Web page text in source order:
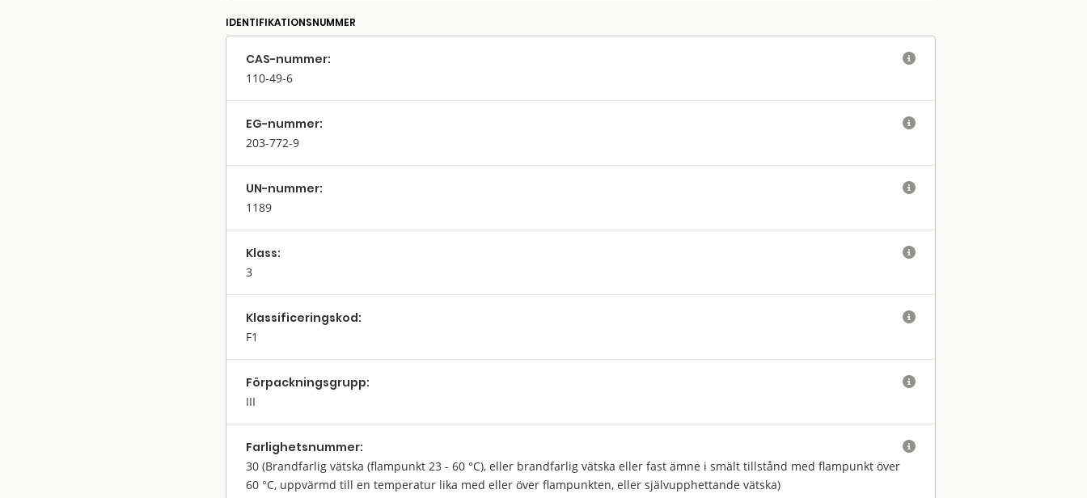
IDENTIFIKATIONSNUMMER
CAS-nummer:
110-49-6

EG-nummer:
203-772-9

UN-nummer:
1189

Klass:
3

Klassifi­cerings­kod:
F1

Förpack­nings­grupp:
III

Farlighets­nummer:
30 (Brandfarlig vätska (flampunkt 23 - 60 °C), eller brandfarlig vätska eller fast ämne i smält tillstånd med flampunkt över
60 °C, uppvärmd till en temperatur lika med eller över flampunkten, eller självupphettande vätska)
